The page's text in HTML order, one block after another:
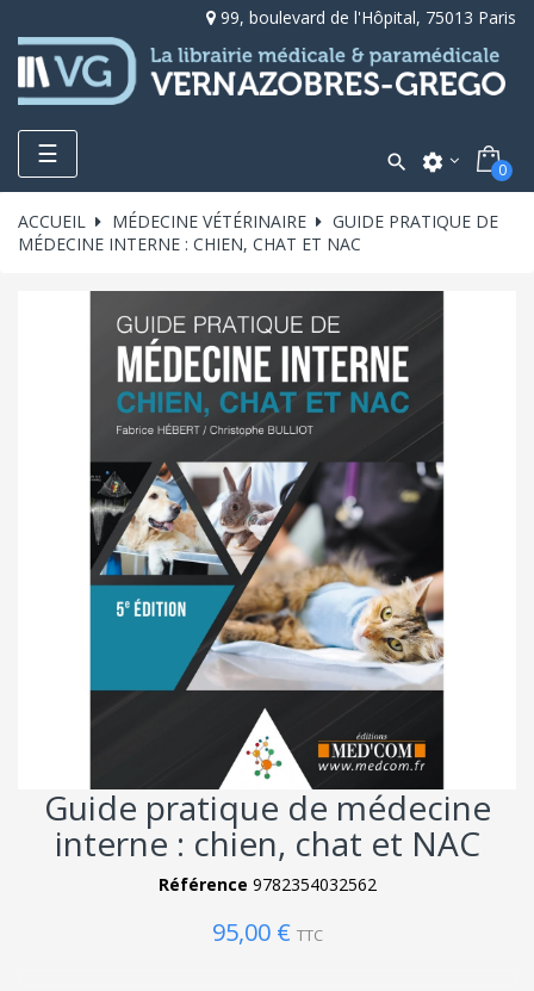
99, boulevard de l'Hôpital, 75013 Paris
Toggle
navigation
☰  settings 0
ACCUEIL MÉDECINE VÉTÉRINAIRE
GUIDE PRATIQUE DE
MÉDECINE INTERNE : CHIEN, CHAT ET NAC
Guide pratique de médecine
interne : chien, chat et NAC
Référence 9782354032562
95,00 € TTC